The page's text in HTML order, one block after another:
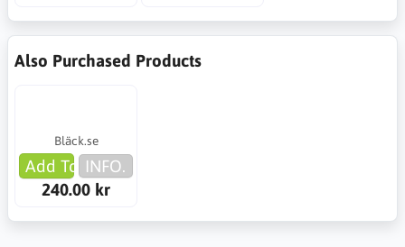
Also Purchased Products
Bläck.se
Add To Cart
INFO.
240.00 kr